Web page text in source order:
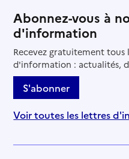
Abonnez-vous à
d'information
Recevez gratuitement
d'information : actualités,
S'abonner
Voir toutes les lettres